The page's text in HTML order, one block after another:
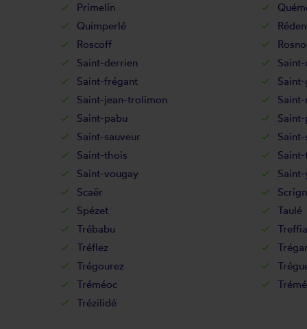
Primelin
Quimperlé
Roscoff
Saint-derrien
Saint-frégant
Saint-jean-trolimon
Saint-pabu
Saint-sauveur
Saint-thois
Saint-vougay
Scaër
Spézet
Taulé
Trébabu
Tréflez
Trégourez
Tréméoc
Trézilidé